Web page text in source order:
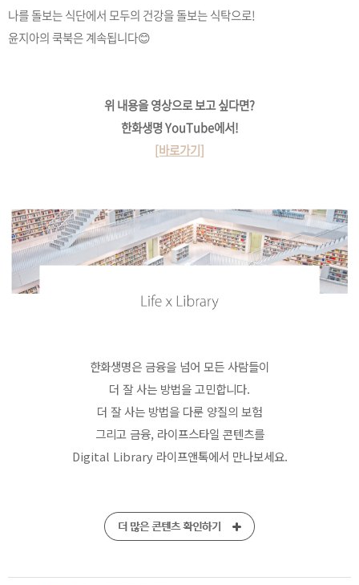
나를 돌보는 식단에서 모두의 건강을 돌보는 식탁으로!
윤지아의 쿡북은 계속됩니다😊
위 내용을 영상으로 보고 싶다면?
한화생명 YouTube에서!
[바로가기]
한화생명은 금융을 넘어 모든 사람들이
더 잘 사는 방법을 고민합니다.
더 잘 사는 방법을 다룬 양질의 보험
그리고 금융, 라이프스타일 콘텐츠를
Digital Library 라이프앤톡에서 만나보세요.